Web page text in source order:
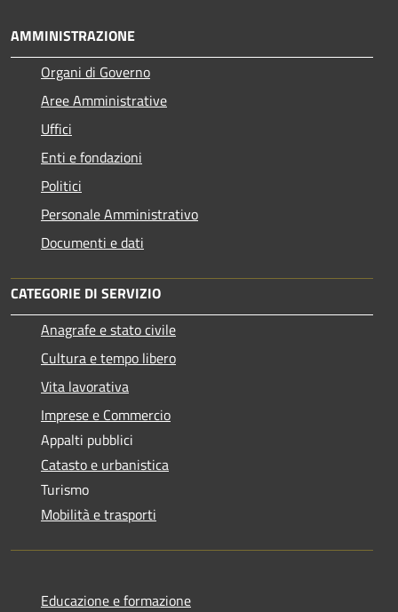
AMMINISTRAZIONE
Organi di Governo
Aree Amministrative
Uffici
Enti e fondazioni
Politici
Personale Amministrativo
Documenti e dati
CATEGORIE DI SERVIZIO
Anagrafe e stato civile
Cultura e tempo libero
Vita lavorativa
Imprese e Commercio
Appalti pubblici
Catasto e urbanistica
Turismo
Mobilità e trasporti
Educazione e formazione